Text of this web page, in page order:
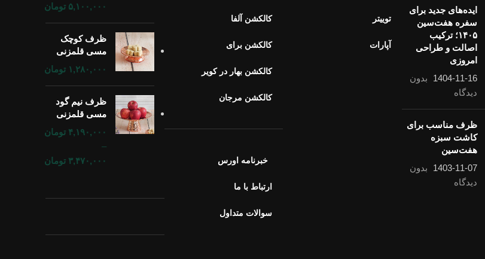
ایده‌های جدید برای
سفره هفت‌سین
۱۴۰۵؛ ترکیب
اصالت و طراحی
امروزی
1404-11-16
بدون
دیدگاه
ظرف مناسب برای
کاشت سبزه هفت‌سین
1403-11-07
دیدگاه
توییتر
آپارات
کالکشن آلفا
کالکشن برای
کالکشن بهار در کویر
کالکشن مرجان
خبرنامه اورس
ارتباط با ما
سوالات متداول
۵,۱۰۰,۰۰۰ تومان
ظرف کوچک
مسی قلمزنی
۱,۲۸۰,۰۰۰ تومان
ظرف نیم گود
مسی قلمزنی
۴,۱۹۰,۰۰۰ تومان
–
۳,۴۷۰,۰۰۰ تومان